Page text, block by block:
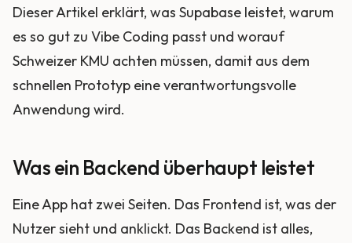
Dieser Artikel erklärt, was Supabase leistet, warum
es so gut zu Vibe Coding passt und worauf
Schweizer KMU achten müssen, damit aus dem
schnellen Prototyp eine verantwortungsvolle
Anwendung wird.
Was ein Backend überhaupt leistet
Eine App hat zwei Seiten. Das Frontend ist, was der
Nutzer sieht und anklickt. Das Backend ist alles,